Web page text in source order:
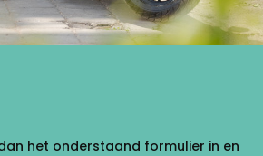
het onderstaand formulier in en